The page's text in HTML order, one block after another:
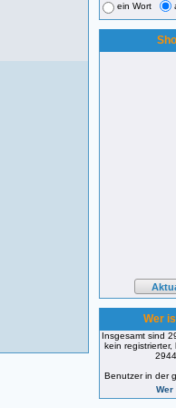
ein Wort
Wer
Insgesamt sind
kein
Benutzer in der
Wer